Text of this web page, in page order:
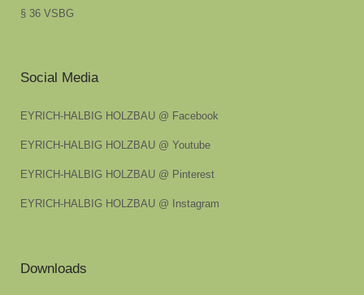
§ 36 VSBG
Social Media
EYRICH-HALBIG HOLZBAU @ Facebook
EYRICH-HALBIG HOLZBAU @ Youtube
EYRICH-HALBIG HOLZBAU @ Pinterest
EYRICH-HALBIG HOLZBAU @ Instagram
Downloads